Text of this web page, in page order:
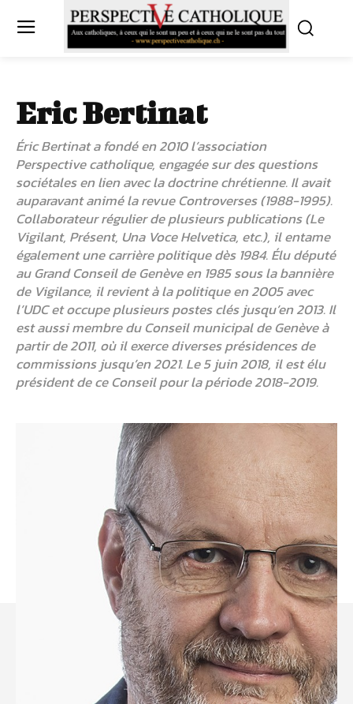
Eric Bertinat
Éric Bertinat a fondé en 2010 l’association
Perspective catholique, engagée sur des questions
sociétales en lien avec la doctrine chrétienne. Il avait
auparavant animé la revue Controverses (1988-1995).
Collaborateur régulier de plusieurs publications (Le
Vigilant, Présent, Una Voce Helvetica, etc.), il entame
également une carrière politique dès 1984. Élu député
au Grand Conseil de Genève en 1985 sous la bannière
de Vigilance, il revient à la politique en 2005 avec
l’UDC et occupe plusieurs postes clés jusqu’en 2013. Il
est aussi membre du Conseil municipal de Genève à
partir de 2011, où il exerce diverses présidences de
commissions jusqu’en 2021. Le 5 juin 2018, il est élu
président de ce Conseil pour la période 2018-2019.